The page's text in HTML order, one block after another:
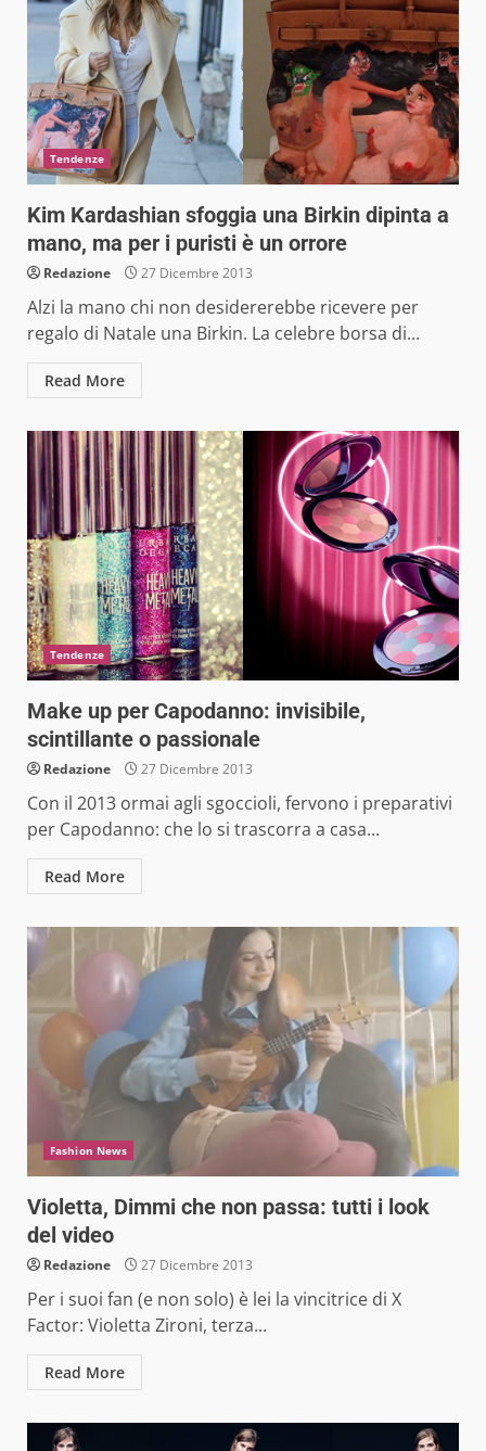
Tendenze
Kim Kardashian sfoggia una Birkin dipinta a
mano, ma per i puristi è un orrore
Redazione 27 Dicembre 2013
Alzi la mano chi non desidererebbe ricevere per
regalo di Natale una Birkin. La celebre borsa di...
Read More
Tendenze
Make up per Capodanno: invisibile,
scintillante o passionale
Redazione 27 Dicembre 2013
Con il 2013 ormai agli sgoccioli, fervono i preparativi
per Capodanno: che lo si trascorra a casa...
Read More
Fashion News
Violetta, Dimmi che non passa: tutti i look
del video
Redazione 27 Dicembre 2013
Per i suoi fan (e non solo) è lei la vincitrice di X
Factor: Violetta Zironi, terza...
Read More